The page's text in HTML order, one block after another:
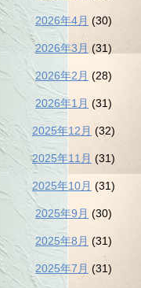
2026年4月 (30)
2026年3月 (31)
2026年2月 (28)
2026年1月 (31)
2025年12月 (32)
2025年11月 (31)
2025年10月 (31)
2025年9月 (30)
2025年8月 (31)
2025年7月 (31)